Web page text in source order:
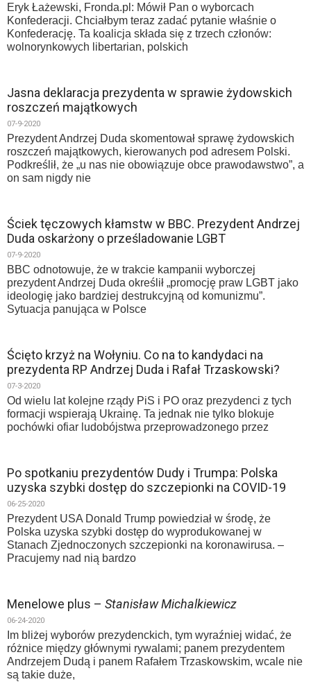
Eryk Łażewski, Fronda.pl: Mówił Pan o wyborcach
Konfederacji. Chciałbym teraz zadać pytanie właśnie o
Konfederację. Ta koalicja składa się z trzech członów:
wolnorynkowych libertarian, polskich
Jasna deklaracja prezydenta w sprawie żydowskich
roszczeń majątkowych
07-9-2020
Prezydent Andrzej Duda skomentował sprawę żydowskich
roszczeń majątkowych, kierowanych pod adresem Polski.
Podkreślił, że „u nas nie obowiązuje obce prawodawstwo”, a
on sam nigdy nie
Ściek tęczowych kłamstw w BBC. Prezydent Andrzej
Duda oskarżony o prześladowanie LGBT
07-9-2020
BBC odnotowuje, że w trakcie kampanii wyborczej
prezydent Andrzej Duda określił „promocję praw LGBT jako
ideologię jako bardziej destrukcyjną od komunizmu”.
Sytuacja panująca w Polsce
Ścięto krzyż na Wołyniu. Co na to kandydaci na
prezydenta RP Andrzej Duda i Rafał Trzaskowski?
07-3-2020
Od wielu lat kolejne rządy PiS i PO oraz prezydenci z tych
formacji wspierają Ukrainę. Ta jednak nie tylko blokuje
pochówki ofiar ludobójstwa przeprowadzonego przez
Po spotkaniu prezydentów Dudy i Trumpa: Polska
uzyska szybki dostęp do szczepionki na COVID-19
06-25-2020
Prezydent USA Donald Trump powiedział w środę, że
Polska uzyska szybki dostęp do wyprodukowanej w
Stanach Zjednoczonych szczepionki na koronawirusa. –
Pracujemy nad nią bardzo
Menelowe plus – Stanisław Michalkiewicz
06-24-2020
Im bliżej wyborów prezydenckich, tym wyraźniej widać, że
różnice między głównymi rywalami; panem prezydentem
Andrzejem Dudą i panem Rafałem Trzaskowskim, wcale nie
są takie duże,